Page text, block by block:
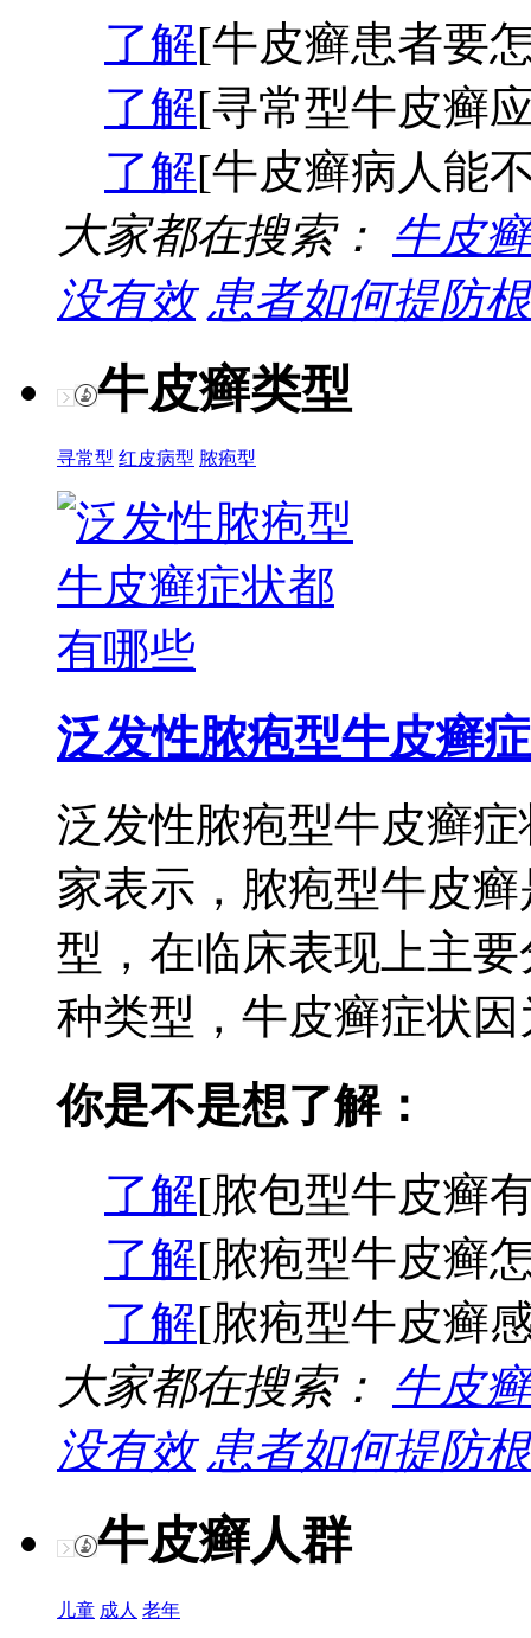
了解[牛皮癣患者要
了解[寻常型牛皮癣
了解[牛皮癣病人能
大家都在搜索： 牛皮
没有效 患者如何提防
牛皮癣类型
寻常型 红皮病型 脓疱型
泛发性脓疱型牛皮癣症
泛发性脓疱型牛皮癣
家表示，脓疱型牛皮
型，在临床表现上主
种类型，牛皮癣症状
你是不是想了解：
了解[脓包型牛皮癣
了解[脓疱型牛皮癣
了解[脓疱型牛皮癣
大家都在搜索： 牛皮
没有效 患者如何提防
牛皮癣人群
儿童 成人 老年